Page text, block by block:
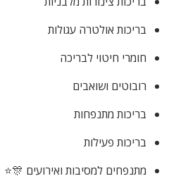
בריכות אולטרה עגולות
חומרי חיטוי לבריכה
רובוטים ושואבים
בריכות מתנפחות
בריכות פעילות
מתנפחים למסיבות ואירועים 🎊⭐